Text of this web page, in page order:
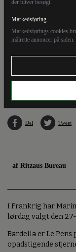
der bliver besøgt.
Markedsføring
Markedsførings cookies
målrette annoncer på siden.
I Frankrig har Marine Le
opadstigende stjerne.
Del Tweet
af Ritzaus Bureau
I Frankrig har
lørdag valgt den
Bardella er Le
opadstigende